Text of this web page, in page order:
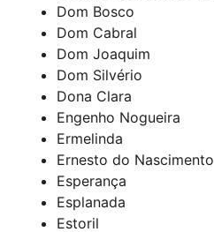
Dom Bosco
Dom Cabral
Dom Joaquim
Dom Silvério
Dona Clara
Engenho Nogueira
Ermelinda
Ernesto do Nascimento
Esperança
Esplanada
Estoril